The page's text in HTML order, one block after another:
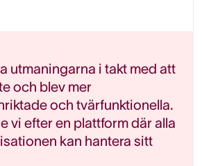
utmaningarna i takt med att
och blev mer
och tvärfunktionella.
vi efter en plattform där alla
kan hantera sitt